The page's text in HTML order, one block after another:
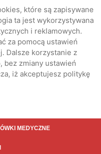
które są zapisywane
ta jest wykorzystywana
i reklamowych.
za pomocą ustawień
Dalsze korzystanie z
bez zmiany ustawień
iż akceptujesz politykę
MEDYCZNE